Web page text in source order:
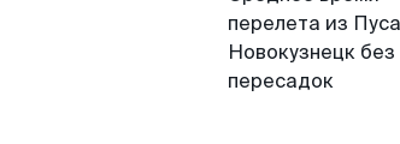
перелета из
Новокузнецк без
пересадок